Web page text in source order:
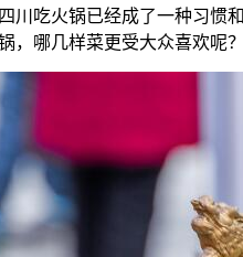
川吃火锅已经成了一种习
哪几样菜更受大众喜欢呢